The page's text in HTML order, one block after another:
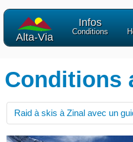
Alta-Via
Infos
Conditions
Conditions
Raid à skis à Zinal avec un